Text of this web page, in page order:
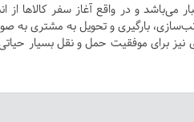
می‌باشد و در واقع آغاز سفر کالاها
بارگیری و تحویل به مشتری به
نیز برای موفقیت حمل و نقل بسیار